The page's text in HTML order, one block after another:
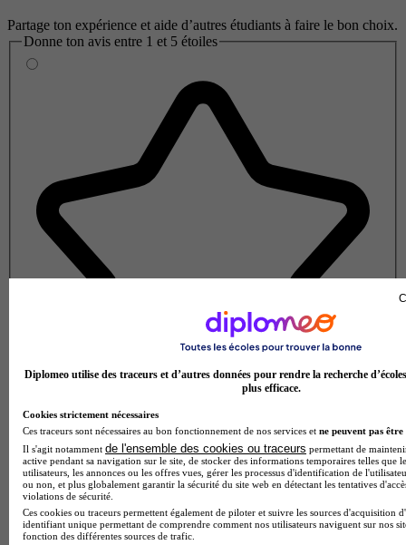
Partage ton expérience et aide d’autres étudiants à faire le bon choix.
Donne ton avis entre 1 et 5 étoiles
Note de 1 sur 5
Diplomeo utilise des traceurs et d’autres données pour rendre la recherche
plus efficace.
Cookies strictement nécessaires
Ces traceurs sont nécessaires au bon fonctionnement de nos services et ne peuvent pas être
Il s'agit notamment de l'ensemble des cookies ou traceurs permettant de
active pendant sa navigation sur le site, de stocker des informations temporaires telles que
utilisateurs, les annonces ou les offres vues, gérer les processus d'identification de
ou non, et plus globalement garantir la sécurité du site web en détectant les tentatives
violations de sécurité.
Ces cookies ou traceurs permettent également de piloter et suivre les sources d'acquisition
identifiant unique permettant de comprendre comment nos utilisateurs naviguent sur nos
fonction des différentes sources de trafic.